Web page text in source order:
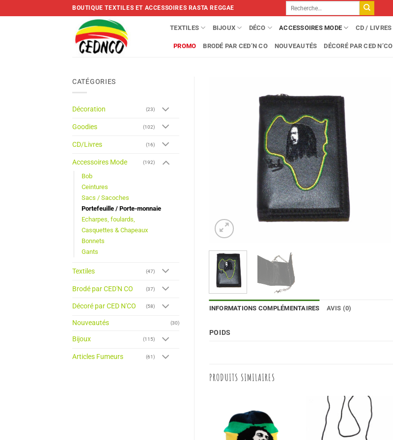
to
BOUTIQUE TEXTILES ET ACCESSOIRES RASTA REGGAE
Recherche
pour :
TEXTILES BIJOUX DÉCO ACCESSOIRES MODE CD / LIVRES
PROMO BRODÉ PAR CED’N CO NOUVEAUTÉS DÉCORÉ PAR CED N’CO
CATÉGORIES
Décoration (23)
Goodies (102)
CD/Livres (16)
Accessoires Mode (192)
Bob
Ceintures
Sacs / Sacoches
Portefeuille / Porte-monnaie
Echarpes, foulards,
Casquettes & Chapeaux
Bonnets
Gants
Textiles (47)
Brodé par CED'N CO (37)
Décoré par CED N'CO (58)
Nouveautés (30)
Bijoux (115)
Articles Fumeurs (61)
INFORMATIONS COMPLÉMENTAIRES AVIS (0)
POIDS
PRODUITS SIMILAIRES